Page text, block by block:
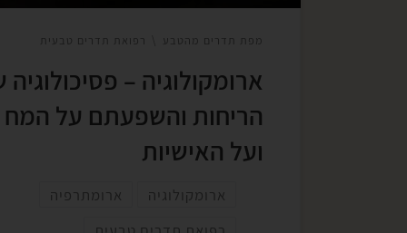
היא ארומקולוגיה, וכן גישות רוחניות […]
מפת תדרים מהטבע רפואת תדרים טבעית
ארומקולוגיה –
הריחות והשפעתם על המח
ועל האישיות
ארומקולוגיה
ארומתרפיה